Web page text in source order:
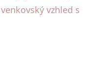
vzhled s